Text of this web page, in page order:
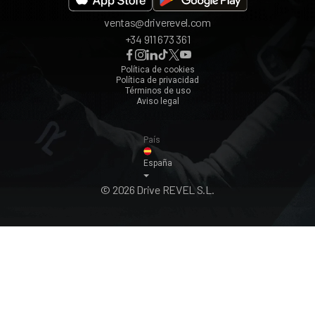
ventas@driverevel.com
+34 911 673 361
Política de cookies
Política de privacidad
Términos de uso
Aviso legal
País
España
© 2026 Drive REVEL S.L.